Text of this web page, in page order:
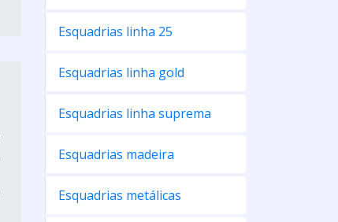
Esquadrias linha 25
Esquadrias linha gold
Esquadrias linha suprema
Esquadrias madeira
Esquadrias metálicas